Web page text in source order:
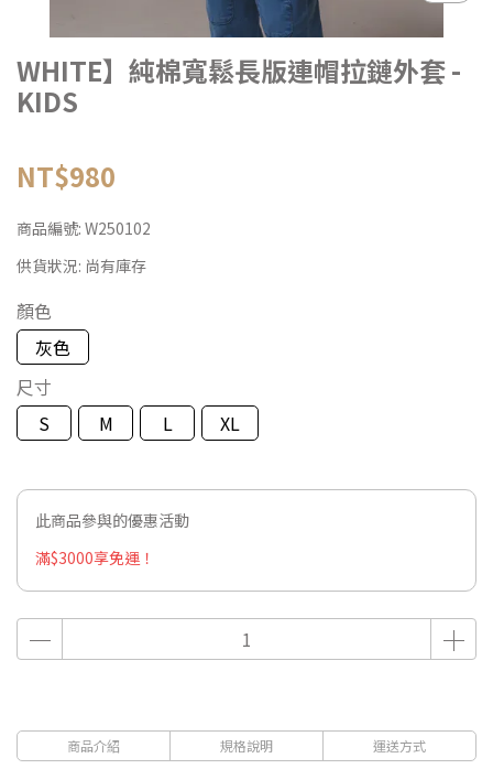
WHITE】純棉寬鬆長版連帽拉鏈外套 -
KIDS
NT$980
商品編號: W250102
供貨狀況: 尚有庫存
顏色
灰色
尺寸
S
M L XL
此商品參與的優惠活動
滿$3000享免運！
商品介紹 規格說明 運送方式